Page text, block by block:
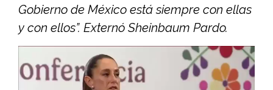
Gobierno de México está siempre con ellas
y con ellos”. Externó Sheinbaum Pardo.